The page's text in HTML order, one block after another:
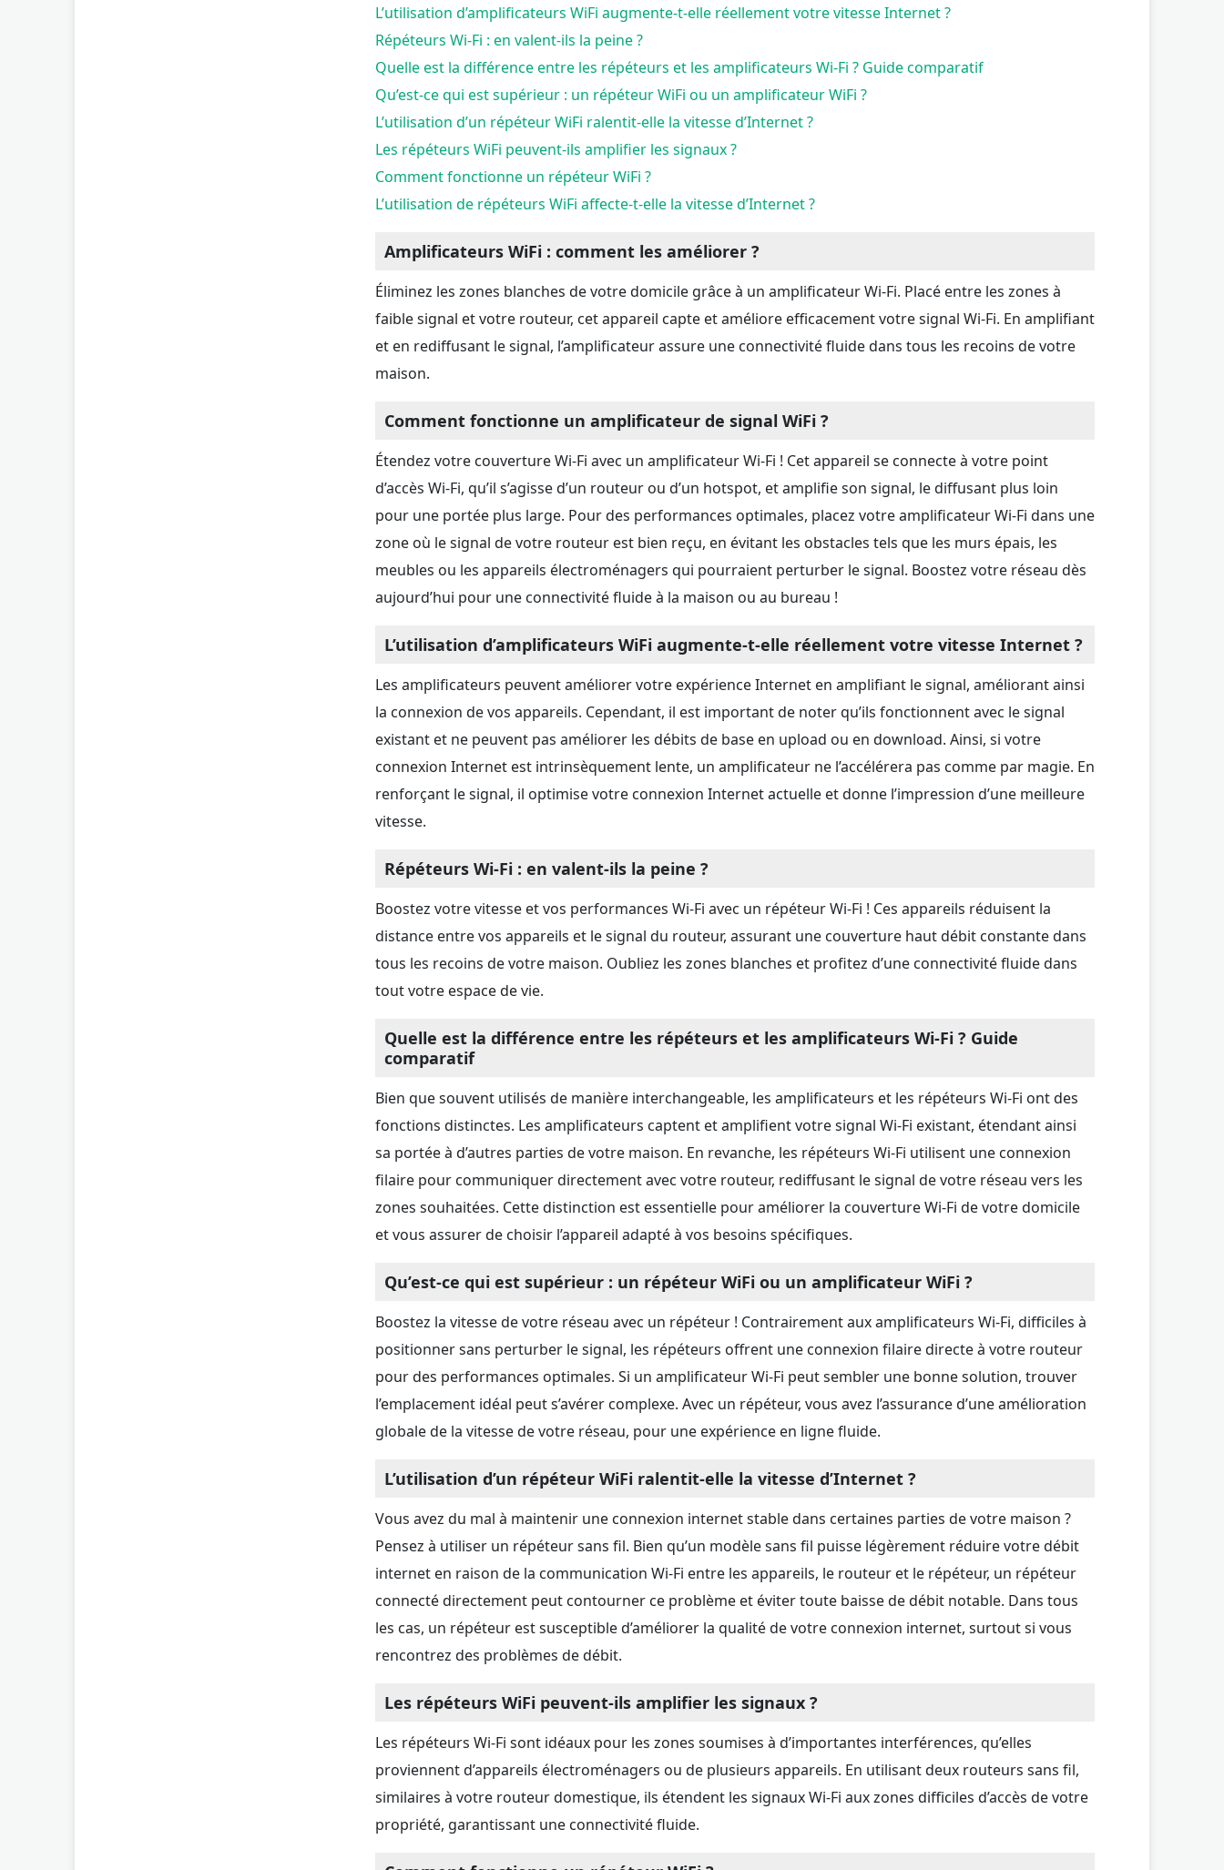
L’utilisation d’amplificateurs WiFi augmente-t-elle réellement votre vitesse Internet ?
Répéteurs Wi-Fi : en valent-ils la peine ?
Quelle est la différence entre les répéteurs et les amplificateurs Wi-Fi ? Guide comparatif
Qu’est-ce qui est supérieur : un répéteur WiFi ou un amplificateur WiFi ?
L’utilisation d’un répéteur WiFi ralentit-elle la vitesse d’Internet ?
Les répéteurs WiFi peuvent-ils amplifier les signaux ?
Comment fonctionne un répéteur WiFi ?
L’utilisation de répéteurs WiFi affecte-t-elle la vitesse d’Internet ?
Amplificateurs WiFi : comment les améliorer ?
Éliminez les zones blanches de votre domicile grâce à un amplificateur Wi-Fi. Placé entre les zones à
faible signal et votre routeur, cet appareil capte et améliore efficacement votre signal Wi-Fi. En amplifiant
et en rediffusant le signal, l’amplificateur assure une connectivité fluide dans tous les recoins de votre
maison.
Comment fonctionne un amplificateur de signal WiFi ?
Étendez votre couverture Wi-Fi avec un amplificateur Wi-Fi ! Cet appareil se connecte à votre point
d’accès Wi-Fi, qu’il s’agisse d’un routeur ou d’un hotspot, et amplifie son signal, le diffusant plus loin
pour une portée plus large. Pour des performances optimales, placez votre amplificateur Wi-Fi dans une
zone où le signal de votre routeur est bien reçu, en évitant les obstacles tels que les murs épais, les
meubles ou les appareils électroménagers qui pourraient perturber le signal. Boostez votre réseau dès
aujourd’hui pour une connectivité fluide à la maison ou au bureau !
L’utilisation d’amplificateurs WiFi augmente-t-elle réellement votre vitesse Internet ?
Les amplificateurs peuvent améliorer votre expérience Internet en amplifiant le signal, améliorant ainsi
la connexion de vos appareils. Cependant, il est important de noter qu’ils fonctionnent avec le signal
existant et ne peuvent pas améliorer les débits de base en upload ou en download. Ainsi, si votre
connexion Internet est intrinsèquement lente, un amplificateur ne l’accélérera pas comme par magie. En
renforçant le signal, il optimise votre connexion Internet actuelle et donne l’impression d’une meilleure
vitesse.
Répéteurs Wi-Fi : en valent-ils la peine ?
Boostez votre vitesse et vos performances Wi-Fi avec un répéteur Wi-Fi ! Ces appareils réduisent la
distance entre vos appareils et le signal du routeur, assurant une couverture haut débit constante dans
tous les recoins de votre maison. Oubliez les zones blanches et profitez d’une connectivité fluide dans
tout votre espace de vie.
Quelle est la différence entre les répéteurs et les amplificateurs Wi-Fi ? Guide
comparatif
Bien que souvent utilisés de manière interchangeable, les amplificateurs et les répéteurs Wi-Fi ont des
fonctions distinctes. Les amplificateurs captent et amplifient votre signal Wi-Fi existant, étendant ainsi
sa portée à d’autres parties de votre maison. En revanche, les répéteurs Wi-Fi utilisent une connexion
filaire pour communiquer directement avec votre routeur, rediffusant le signal de votre réseau vers les
zones souhaitées. Cette distinction est essentielle pour améliorer la couverture Wi-Fi de votre domicile
et vous assurer de choisir l’appareil adapté à vos besoins spécifiques.
Qu’est-ce qui est supérieur : un répéteur WiFi ou un amplificateur WiFi ?
Boostez la vitesse de votre réseau avec un répéteur ! Contrairement aux amplificateurs Wi-Fi, difficiles à
positionner sans perturber le signal, les répéteurs offrent une connexion filaire directe à votre routeur
pour des performances optimales. Si un amplificateur Wi-Fi peut sembler une bonne solution, trouver
l’emplacement idéal peut s’avérer complexe. Avec un répéteur, vous avez l’assurance d’une amélioration
globale de la vitesse de votre réseau, pour une expérience en ligne fluide.
L’utilisation d’un répéteur WiFi ralentit-elle la vitesse d’Internet ?
Vous avez du mal à maintenir une connexion internet stable dans certaines parties de votre maison ?
Pensez à utiliser un répéteur sans fil. Bien qu’un modèle sans fil puisse légèrement réduire votre débit
internet en raison de la communication Wi-Fi entre les appareils, le routeur et le répéteur, un répéteur
connecté directement peut contourner ce problème et éviter toute baisse de débit notable. Dans tous
les cas, un répéteur est susceptible d’améliorer la qualité de votre connexion internet, surtout si vous
rencontrez des problèmes de débit.
Les répéteurs WiFi peuvent-ils amplifier les signaux ?
Les répéteurs Wi-Fi sont idéaux pour les zones soumises à d’importantes interférences, qu’elles
proviennent d’appareils électroménagers ou de plusieurs appareils. En utilisant deux routeurs sans fil,
similaires à votre routeur domestique, ils étendent les signaux Wi-Fi aux zones difficiles d’accès de votre
propriété, garantissant une connectivité fluide.